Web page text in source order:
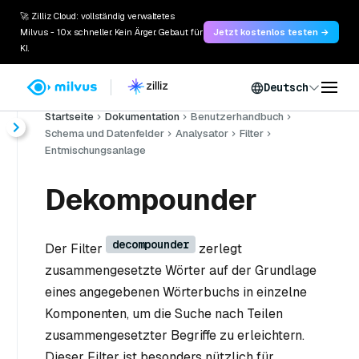
🚀 Zilliz Cloud: vollständig verwaltetes
Milvus - 10x schneller. Kein Ärger. Gebaut für
KI.
Jetzt kostenlos testen →
Deutsch
Startseite Dokumentation
Benutzerhandbuch
Schema und Datenfelder
Analysator
Filter
Entmischungsanlage
Dekompounder
Der Filter decompounder
zerlegt
zusammengesetzte Wörter auf der Grundlage
eines angegebenen Wörterbuchs in einzelne
Komponenten, um die Suche nach Teilen
zusammengesetzter Begriffe zu erleichtern.